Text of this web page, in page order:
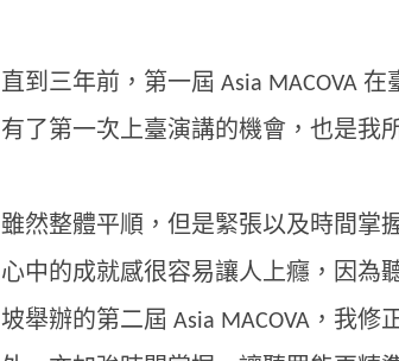
直到三年前，第一屆 Asia MACOVA
有了第一次上臺演講的機會，也是我
雖然整體平順，但是緊張以及時間掌
心中的成就感很容易讓人上癮，因為
坡舉辦的第二屆 Asia MACOVA，我